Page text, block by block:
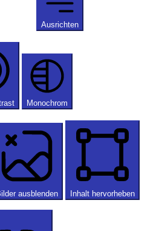
Ausrichten
Monochrom
ausblenden Inhalt hervorheben